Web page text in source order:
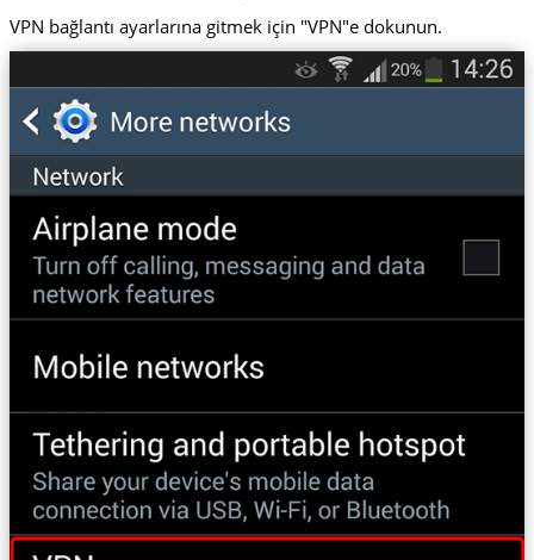
VPN bağlantı ayarlarına gitmek için "VPN"e dokunun.